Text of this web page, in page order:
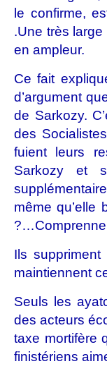
le confirme,
.Une très
en ampleur.
Ce fait
d’argument
de Sarkozy.
des
fuient leurs
Sarkozy et
même qu’elle
?…Comprenne
Ils
maintiennent
Seuls les
des acteurs
taxe mortifère
finistériens